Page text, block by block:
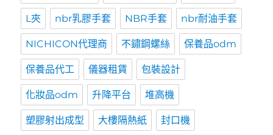
L夾 nbr乳膠手套 NBR手套 nbr耐油手套
NICHICON代理商 不鏽鋼螺絲 保養品odm
保養品代工 儀器租賃 包裝設計
化妝品odm 升降平台 堆高機
塑膠射出成型 大樓隔熱紙 封口機